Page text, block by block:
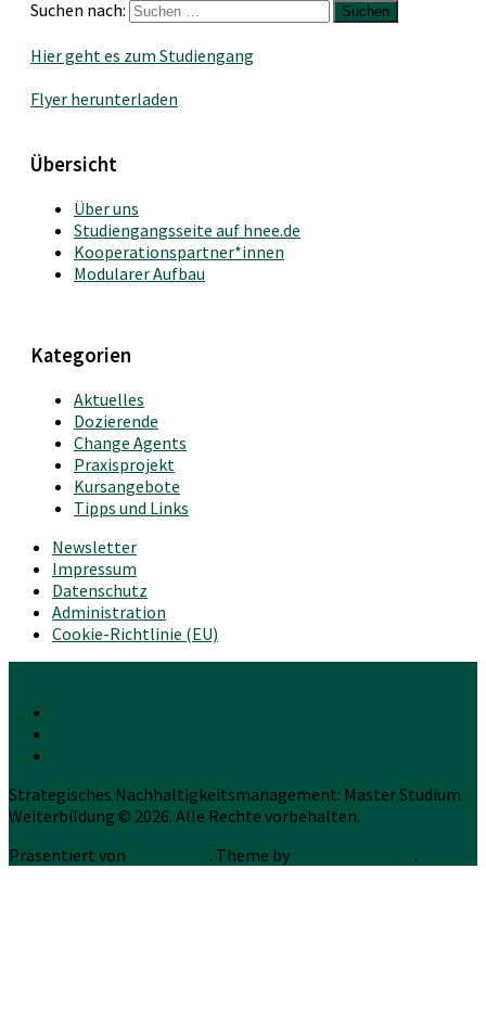
Suchen nach:
Hier geht es zum Studiengang
Flyer herunterladen
Übersicht
Über uns
Studiengangsseite auf hnee.de
Kooperationspartner*innen
Modularer Aufbau
Kategorien
Aktuelles
Dozierende
Change Agents
Praxisprojekt
Kursangebote
Tipps und Links
Newsletter
Impressum
Datenschutz
Administration
Cookie-Richtlinie (EU)
Strategisches Nachhaltigkeitsmanagement: Master Studium
Weiterbildung © 2026. Alle Rechte vorbehalten.
Präsentiert von
. Theme by .